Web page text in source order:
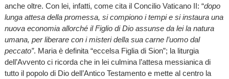
anche oltre. Con lei, infatti, come cita il Concilio Vaticano II: “dopo
lunga attesa della promessa, si compiono i tempi e si instaura una
nuova economia allorché il Figlio di Dio assunse da lei la natura
umana, per liberare con i misteri della sua carne l’uomo dal
peccato”. Maria è definita “eccelsa Figlia di Sion”; la liturgia
dell’Avvento ci ricorda che in lei culmina l’attesa messianica di
tutto il popolo di Dio dell’Antico Testamento e mette al centro la